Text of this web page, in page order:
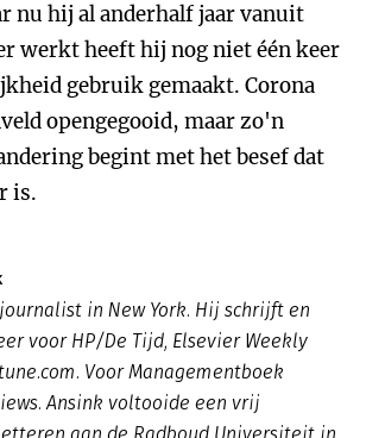
nu hij al anderhalf jaar vanuit
werkt heeft hij nog niet één keer
gebruik gemaakt. Corona
opengegooid, maar zo'n
begint met het besef dat
is.
in New York. Hij schrijft en
voor HP/De Tijd, Elsevier Weekly
Voor Managementboek
Ansink voltooide een vrij